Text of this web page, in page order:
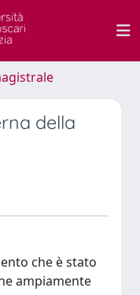
della
che è stato
ampiamente